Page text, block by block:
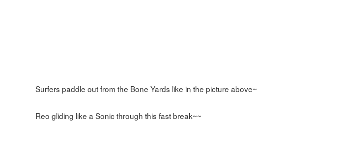
Surfers paddle out from the Bone Yards like in the picture above~
Reo gliding like a Sonic through this fast break~~